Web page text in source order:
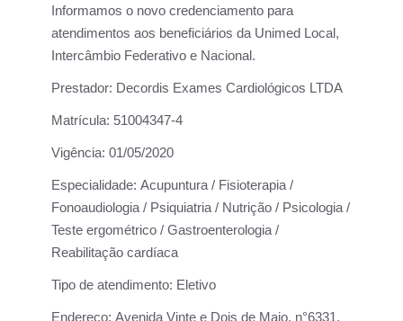
Informamos o novo credenciamento para
atendimentos aos beneficiários da Unimed Local,
Intercâmbio Federativo e Nacional.
Prestador: Decordis Exames Cardiológicos LTDA
Matrícula: 51004347-4
Vigência: 01/05/2020
Especialidade: Acupuntura / Fisioterapia /
Fonoaudiologia / Psiquiatria / Nutrição / Psicologia /
Teste ergométrico / Gastroenterologia /
Reabilitação cardíaca
Tipo de atendimento: Eletivo
Endereço: Avenida Vinte e Dois de Maio, n°6331,